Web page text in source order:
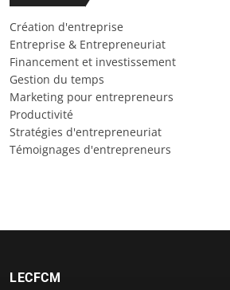
Création d'entreprise
Entreprise & Entrepreneuriat
Financement et investissement
Gestion du temps
Marketing pour entrepreneurs
Productivité
Stratégies d'entrepreneuriat
Témoignages d'entrepreneurs
LECFCM